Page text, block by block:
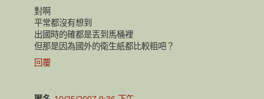
對啊
平常都沒有想到
出國時的確都是丟到馬桶裡
但那是因為國外的衛生紙都比較粗吧？
回覆